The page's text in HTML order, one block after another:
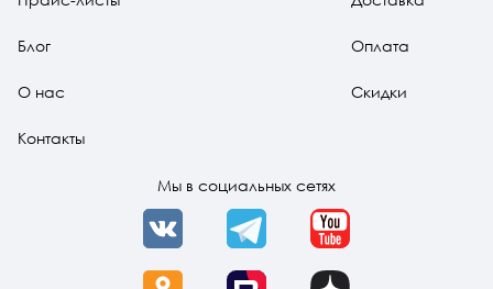
Блог
О нас
Контакты
Оплата
Скидки
Мы в социальных сетях
VK Telegram YouTube